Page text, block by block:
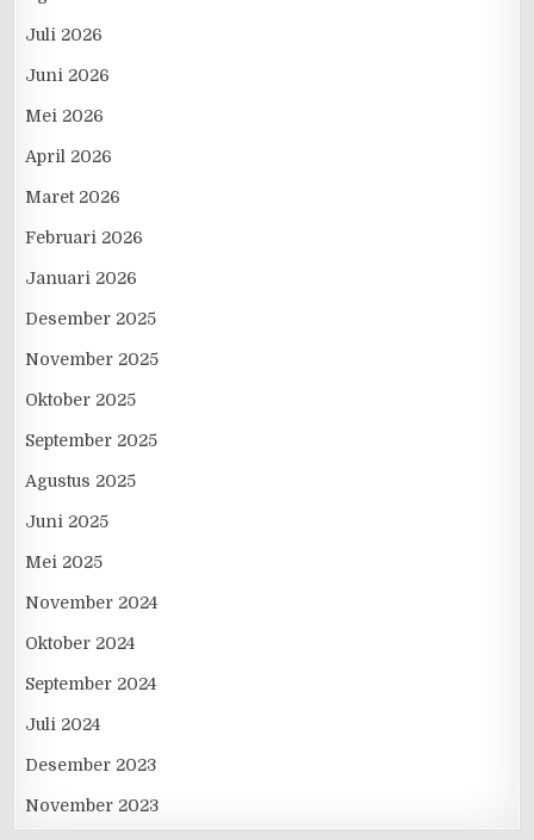
Juli 2026
Juni 2026
Mei 2026
April 2026
Maret 2026
Februari 2026
Januari 2026
Desember 2025
November 2025
Oktober 2025
September 2025
Agustus 2025
Juni 2025
Mei 2025
November 2024
Oktober 2024
September 2024
Juli 2024
Desember 2023
November 2023